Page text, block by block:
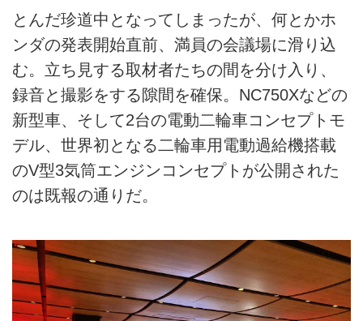
とんだ珍道中となってしまったが、何とかホ
ンダの発表開始直前、満員の会議場に滑り込
む。立ち見する取材者たちの間を分け入り、
録音と撮影をする隙間を確保。NC750Xなどの
新型車、そして2台の電動二輪車コンセプトモ
デル、世界初となる二輪車用電動過給機搭載
のV型3気筒エンジンコンセプトが公開された
のは既報の通りだ。